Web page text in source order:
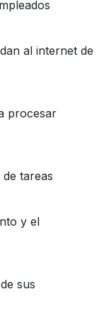
al internet de
procesar
tareas
y el
sus